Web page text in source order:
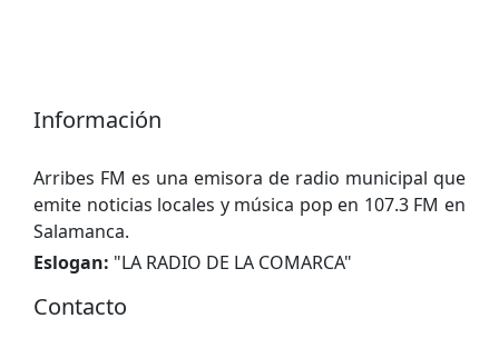
Información
Arribes FM es una emisora de radio municipal que
emite noticias locales y música pop en 107.3 FM en
Salamanca.
Eslogan: "LA RADIO DE LA COMARCA"
Contacto